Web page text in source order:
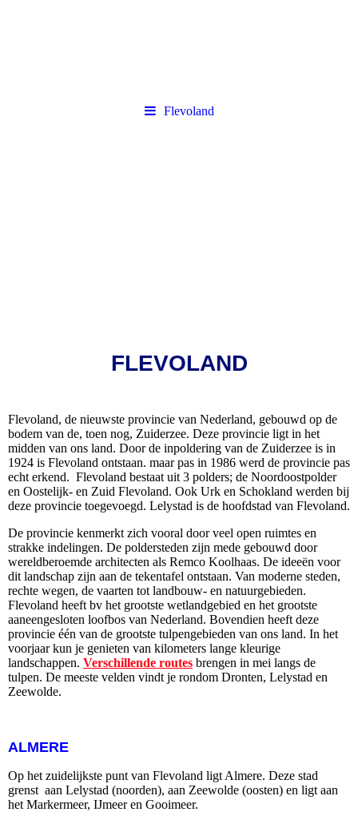
Flevoland
FLEVOLAND
Flevoland, de nieuwste provincie van Nederland, gebouwd op de
bodem van de, toen nog, Zuiderzee. Deze provincie ligt in het
midden van ons land. Door de inpoldering van de Zuiderzee is in
1924 is Flevoland ontstaan. maar pas in 1986 werd de provincie pas
echt erkend. Flevoland bestaat uit 3 polders; de Noordoostpolder
en Oostelijk- en Zuid Flevoland. Ook Urk en Schokland werden bij
deze provincie toegevoegd. Lelystad is de hoofdstad van Flevoland.
De provincie kenmerkt zich vooral door veel open ruimtes en
strakke indelingen. De poldersteden zijn mede gebouwd door
wereldberoemde architecten als Remco Koolhaas. De ideeën voor
dit landschap zijn aan de tekentafel ontstaan. Van moderne steden,
rechte wegen, de vaarten tot landbouw- en natuurgebieden.
Flevoland heeft bv het grootste wetlandgebied en het grootste
aaneengesloten loofbos van Nederland. Bovendien heeft deze
provincie één van de grootste tulpengebieden van ons land. In het
voorjaar kun je genieten van kilometers lange kleurige
landschappen. Verschillende routes brengen in mei langs de
tulpen. De meeste velden vindt je rondom Dronten, Lelystad en
Zeewolde.
ALMERE
Op het zuidelijkste punt van Flevoland ligt Almere. Deze stad
grenst aan Lelystad (noorden), aan Zeewolde (oosten) en ligt aan
het Markermeer, IJmeer en Gooimeer.